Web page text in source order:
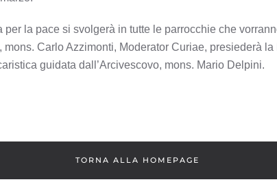
la pace si svolgerà in tutte le parrocchie che
Carlo Azzimonti, Moderator Curiae, presiederà
guidata dall’Arcivescovo, mons. Mario Delpini.
TORNA ALLA HOMEPAGE